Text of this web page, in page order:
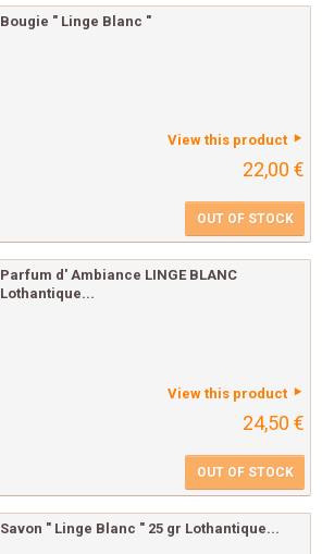
Bougie " Linge Blanc "
View this product
22,00 €
OUT OF STOCK
Parfum d' Ambiance LINGE BLANC
Lothantique...
View this product
24,50 €
OUT OF STOCK
Savon " Linge Blanc " 25 gr Lothantique...